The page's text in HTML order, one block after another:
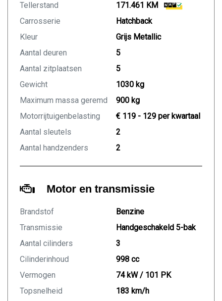
Tellerstand
171.461 KM
Carrosserie
Hatchback
Kleur
Grijs Metallic
Aantal deuren
5
Aantal zitplaatsen
5
Gewicht
1030 kg
Maximum massa geremd
900 kg
Motorrijtuigenbelasting
€ 119 - 129 per kwartaal
Aantal sleutels
2
Aantal handzenders
2
Motor en transmissie
Brandstof
Benzine
Transmissie
Handgeschakeld 5-bak
Aantal cilinders
3
Cilinderinhoud
998 cc
Vermogen
74 kW / 101 PK
Topsnelheid
183 km/h